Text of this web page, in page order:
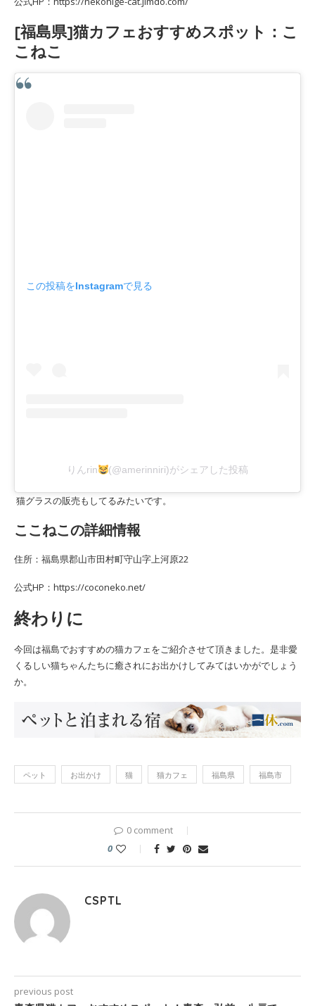
[福島県]猫カフェおすすめスポット：こ
こねこ
この投稿をInstagramで見る
りんrin (@amerinniri)がシェアした投稿
猫グラスの販売もしてるみたいです。
ここねこの詳細情報
住所：福島県郡山市田村町守山字上河原22
公式HP：https://coconeko.net/
終わりに
今回は福島でおすすめの猫カフェをご紹介させて頂きました。是非愛
くるしい猫ちゃんたちに癒されにお出かけしてみてはいかがでしょう
か。
ペット お出かけ 猫 猫カフェ 福島県 福島市
0 comment
0
CSPTL
previous post